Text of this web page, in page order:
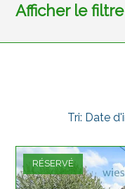
Afficher le
Tri: Date
RÉSERVÉ